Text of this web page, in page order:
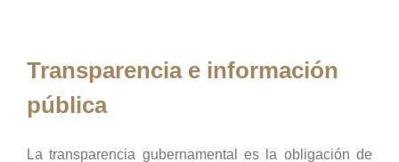
Transparencia e información
pública
La transparencia gubernamental es la obligación de